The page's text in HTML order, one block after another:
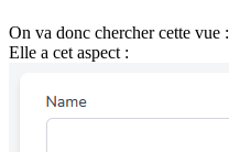
On va donc chercher cette vue :
Elle a cet aspect :